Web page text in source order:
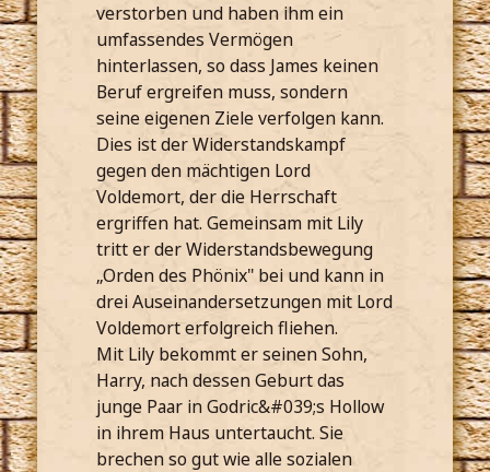
verstorben und haben ihm ein
umfassendes Vermögen
hinterlassen, so dass James keinen
Beruf ergreifen muss, sondern
seine eigenen Ziele verfolgen kann.
Dies ist der Widerstandskampf
gegen den mächtigen Lord
Voldemort, der die Herrschaft
ergriffen hat. Gemeinsam mit Lily
tritt er der Widerstandsbewegung
„Orden des Phönix" bei und kann in
drei Auseinandersetzungen mit Lord
Voldemort erfolgreich fliehen.
Mit Lily bekommt er seinen Sohn,
Harry, nach dessen Geburt das
junge Paar in Godric&#039;s Hollow
in ihrem Haus untertaucht. Sie
brechen so gut wie alle sozialen